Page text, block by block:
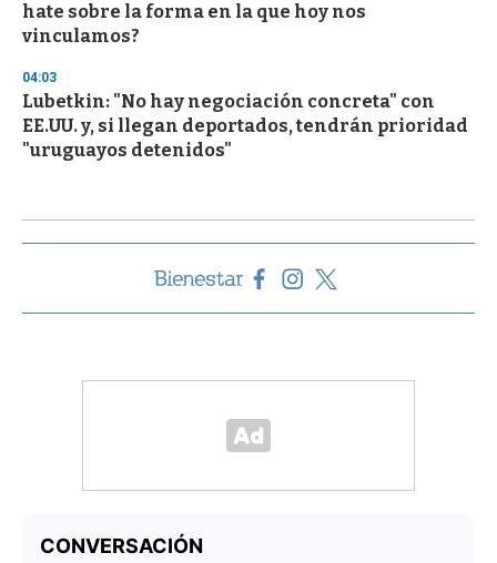
hate sobre la forma en la que hoy nos
vinculamos?
04:03
Lubetkin: "No hay negociación concreta" con
EE.UU. y, si llegan deportados, tendrán prioridad
"uruguayos detenidos"